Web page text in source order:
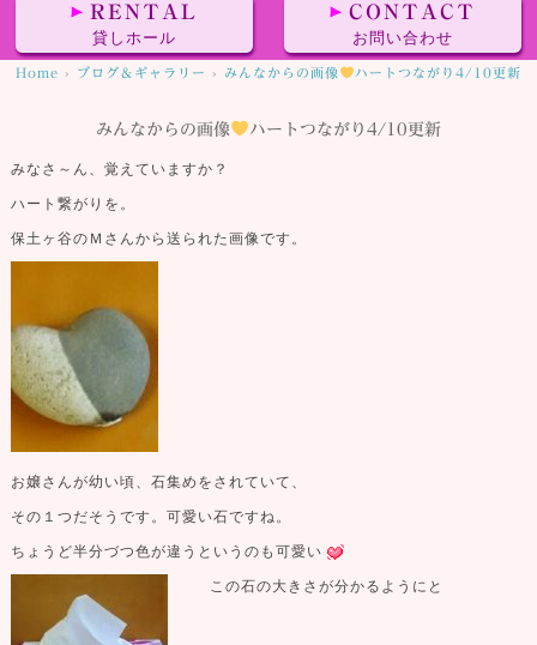
RENTAL
貸しホール
CONTACT
お問い合わせ
Home › ブログ＆ギャラリー › みんなからの画像 ハートつながり4/10更新
みんなからの画像 ハートつながり4/10更新
みなさ～ん、覚えていますか？
ハート繋がりを。
保土ヶ谷のＭさんから送られた画像です。
お嬢さんが幼い頃、石集めをされていて、
その１つだそうです。可愛い石ですね。
ちょうど半分づつ色が違うというのも可愛い
この石の大きさが分かるようにと